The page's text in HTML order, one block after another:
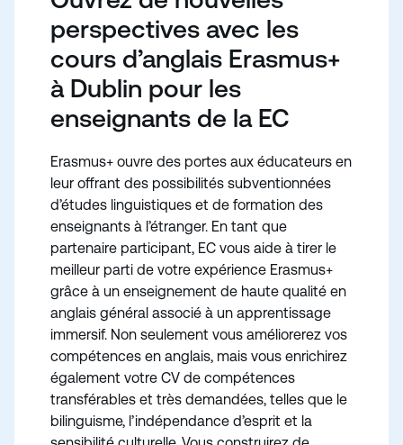
perspectives avec les
cours d’anglais Erasmus+
à Dublin pour les
enseignants de la EC
Erasmus+ ouvre des portes aux éducateurs en
leur offrant des possibilités subventionnées
d’études linguistiques et de formation des
enseignants à l’étranger. En tant que
partenaire participant, EC vous aide à tirer le
meilleur parti de votre expérience Erasmus+
grâce à un enseignement de haute qualité en
anglais général associé à un apprentissage
immersif. Non seulement vous améliorerez vos
compétences en anglais, mais vous enrichirez
également votre CV de compétences
transférables et très demandées, telles que le
bilinguisme, l’indépendance d’esprit et la